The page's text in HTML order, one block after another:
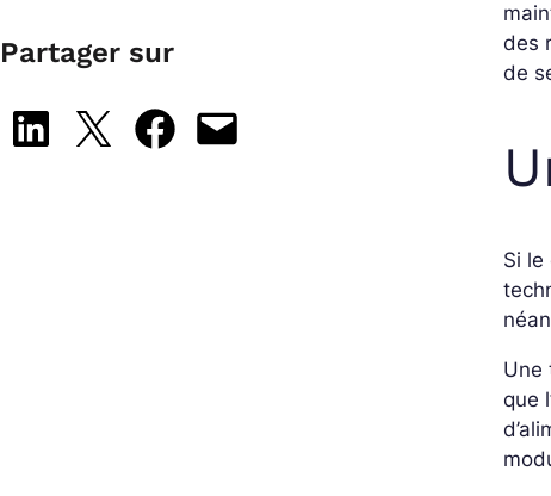
Partager sur
Share on LinkedIn
Share on X Share on Facebook
Email this Page
des
de
Si
Une
que